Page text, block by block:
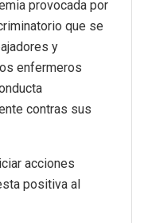
provocada por
que se
y
enfermeros
contras sus
acciones
positiva al